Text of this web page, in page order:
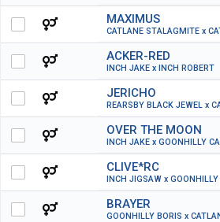
MAXIMUS
CATLANE STALAGMITE x
ACKER-RED
INCH JAKE x INCH ROBERT
JERICHO
REARSBY BLACK JEWEL x
OVER THE MOON
INCH JAKE x GOONHILLY
CLIVE*RC
INCH JIGSAW x GOONHILLY
BRAYER
GOONHILLY BORIS x